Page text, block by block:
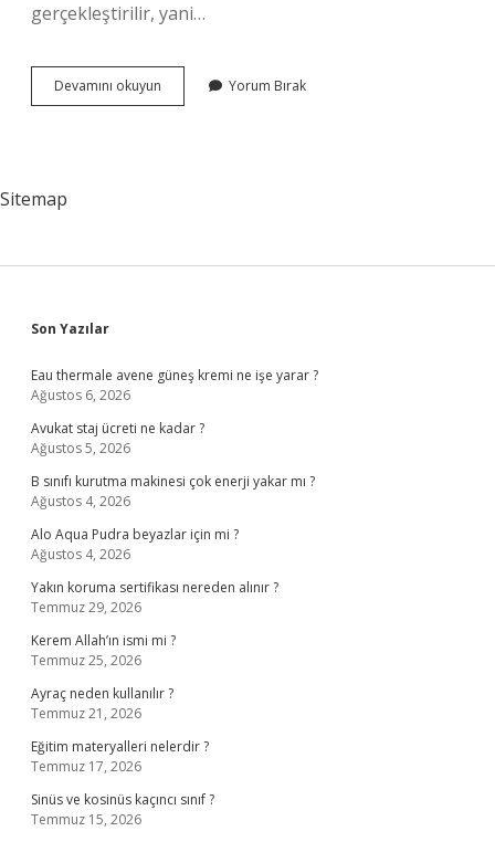
gerçekleştirilir, yani…
Devamını okuyun Homozigot
Ne
Yorum Bırak
Sitemap
Sidebar
Son Yazılar
Eau thermale avene güneş kremi ne işe yarar ?
Ağustos 6, 2026
Avukat staj ücreti ne kadar ?
Ağustos 5, 2026
B sınıfı kurutma makinesi çok enerji yakar mı ?
Ağustos 4, 2026
Alo Aqua Pudra beyazlar için mi ?
Ağustos 4, 2026
Yakın koruma sertifikası nereden alınır ?
Temmuz 29, 2026
Kerem Allah’ın ismi mi ?
Temmuz 25, 2026
Ayraç neden kullanılır ?
Temmuz 21, 2026
Eğitim materyalleri nelerdir ?
Temmuz 17, 2026
Sinüs ve kosinüs kaçıncı sınıf ?
Temmuz 15, 2026